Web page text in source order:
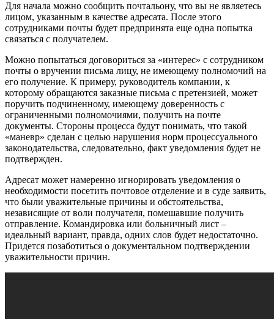
Для начала можно сообщить почтальону, что вы не являетесь
лицом, указанным в качестве адресата. После этого
сотрудниками почты будет предпринята еще одна попытка
связаться с получателем.
Можно попытаться договориться за «интерес» с сотрудником
почты о вручении письма лицу, не имеющему полномочий на
его получение. К примеру, руководитель компании, к
которому обращаются заказные письма с претензией, может
поручить подчиненному, имеющему доверенность с
ограниченными полномочиями, получить на почте
документы. Стороны процесса будут понимать, что такой
«маневр» сделан с целью нарушения норм процессуального
законодательства, следовательно, факт уведомления будет не
подтвержден.
Адресат может намеренно игнорировать уведомления о
необходимости посетить почтовое отделение и в суде заявить,
что были уважительные причины и обстоятельства,
независящие от воли получателя, помешавшие получить
отправление. Командировка или больничный лист –
идеальный вариант, правда, одних слов будет недостаточно.
Придется позаботиться о документальном подтверждении
уважительности причин.